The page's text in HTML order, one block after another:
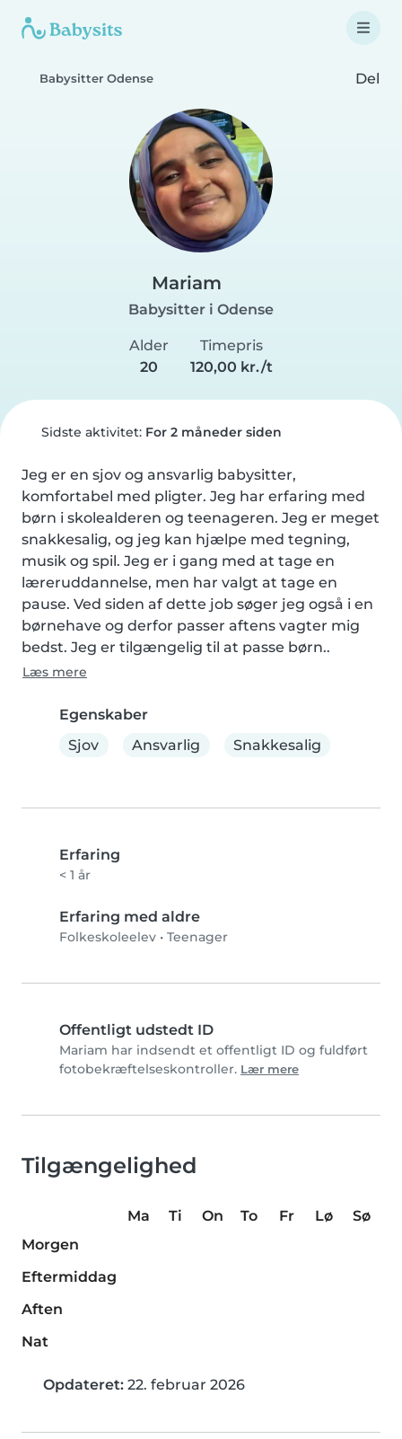
Babysitter Odense Del
Mariam
Babysitter i Odense
Alder
20
Timepris
120,00 kr./t
Sidste aktivitet: For 2 måneder siden
Jeg er en sjov og ansvarlig babysitter,
komfortabel med pligter. Jeg har erfaring med
børn i skolealderen og teenageren. Jeg er meget
snakkesalig, og jeg kan hjælpe med tegning,
musik og spil. Jeg er i gang med at tage en
læreruddannelse, men har valgt at tage en
pause. Ved siden af dette job søger jeg også i en
børnehave og derfor passer aftens vagter mig
bedst. Jeg er tilgængelig til at passe børn..
Læs mere
Egenskaber
Sjov
Ansvarlig Snakkesalig
Erfaring
< 1 år
Erfaring med aldre
Folkeskoleelev • Teenager
Offentligt udstedt ID
Mariam har indsendt et offentligt ID og fuldført
fotobekræftelseskontroller. Lær mere
Tilgængelighed
Ma Ti On To Fr Lø
Sø
Morgen
Eftermiddag
Aften
Nat
Opdateret: 22. februar 2026